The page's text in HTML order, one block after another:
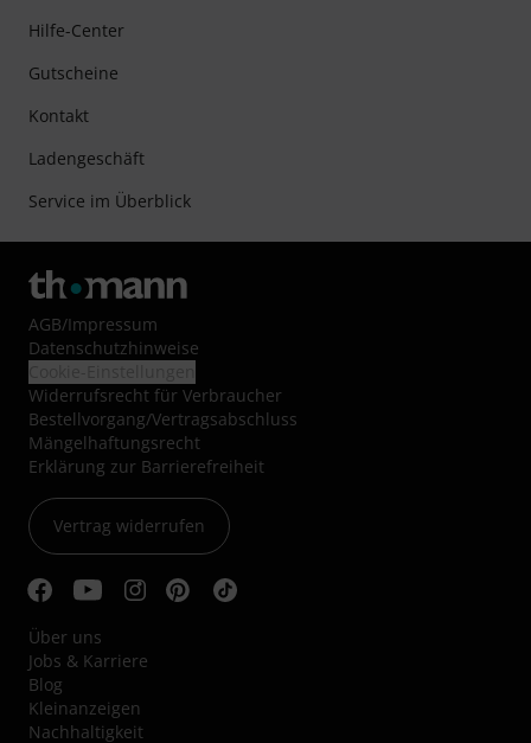
Hilfe-Center
Gutscheine
Kontakt
Ladengeschäft
Service im Überblick
AGB/Impressum
Datenschutzhinweise
Widerrufsrecht für Verbraucher
Bestellvorgang/Vertragsabschluss
Mängelhaftungsrecht
Erklärung zur Barrierefreiheit
Vertrag widerrufen
Über uns
Jobs & Karriere
Blog
Kleinanzeigen
Nachhaltigkeit